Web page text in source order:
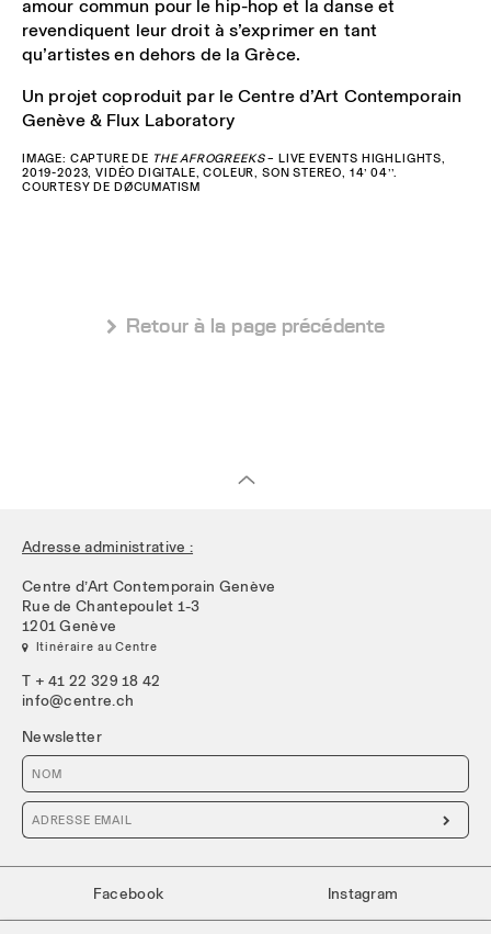
amour commun pour le hip-hop et la danse et
revendiquent leur droit à s’exprimer en tant
qu’artistes en dehors de la Grèce.
Un projet coproduit par le Centre d’Art Contemporain
Genève & Flux Laboratory
IMAGE: CAPTURE DE THE AFROGREEKS– LIVE EVENTS HIGHLIGHTS,
2019-2023, VIDÉO DIGITALE, COLEUR, SON STEREO, 14’ 04’’.
COURTESY DE DØCUMATISM
 Retour à la page précédente
Adresse administrative :
Centre d’Art Contemporain Genève
Rue de Chantepoulet 1-3
1201 Genève
 Itinéraire au Centre
T + 41 22 329 18 42
info@centre.ch
Newsletter

Facebook Instagram